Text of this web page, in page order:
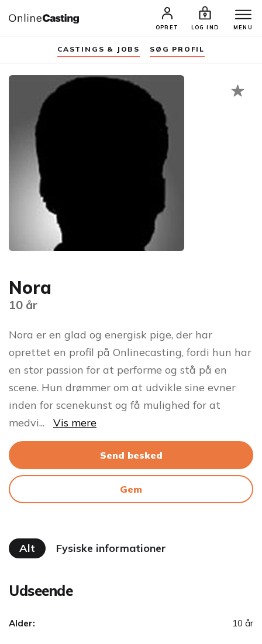
OPRET LOG IND MENU
CASTINGS & JOBS SØG PROFIL
Nora
10 år
Nora er en glad og energisk pige, der har
oprettet en profil på Onlinecasting, fordi hun har
en stor passion for at performe og stå på en
scene. Hun drømmer om at udvikle sine evner
inden for scenekunst og få mulighed for at
medvi... Vis mere
Send besked
Gem
Alt Fysiske informationer
Udseende
Alder: 10 år